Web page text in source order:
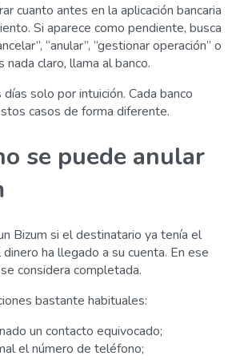
cuanto antes en la aplicación bancaria
Si aparece como pendiente, busca
“anular”, “gestionar operación” o
nada claro, llama al banco.
solo por intuición. Cada banco
casos de forma diferente.
se puede anular
Bizum si el destinatario ya tenía el
ha llegado a su cuenta. En ese
considera completada.
bastante habituales:
un contacto equivocado;
el número de teléfono;